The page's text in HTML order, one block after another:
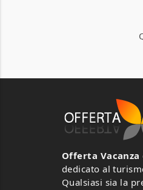
Offerta Vacanza
dedicato al
Qualsiasi sia la